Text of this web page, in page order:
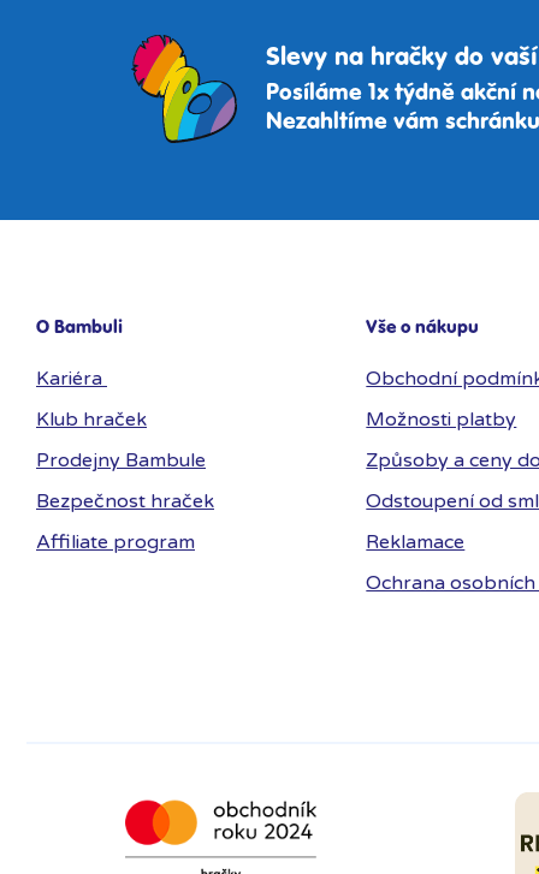
Slevy na hračky do
Posíláme 1x týdně akční
Nezahltíme vám
O Bambuli
Kariéra
Klub hraček
Prodejny Bambule
Bezpečnost hraček
Affiliate program
Vše o nákupu
Obchodní
Možnosti platby
Způsoby a ceny
Odstoupení od
Reklamace
Ochrana osobních